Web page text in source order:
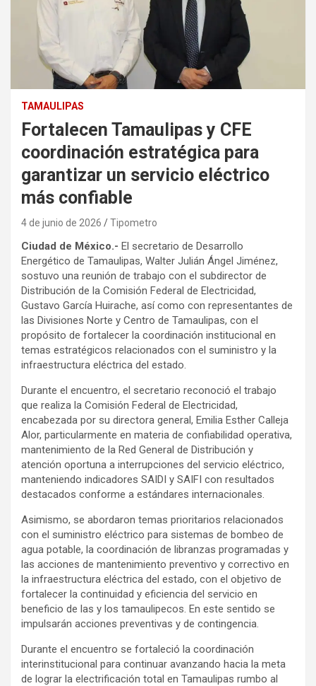
TAMAULIPAS
Fortalecen Tamaulipas y CFE
coordinación estratégica para
garantizar un servicio eléctrico
más confiable
4 de junio de 2026 Tipometro
Ciudad de México.- El secretario de Desarrollo
Energético de Tamaulipas, Walter Julián Ángel Jiménez,
sostuvo una reunión de trabajo con el subdirector de
Distribución de la Comisión Federal de Electricidad,
Gustavo García Huirache, así como con representantes de
las Divisiones Norte y Centro de Tamaulipas, con el
propósito de fortalecer la coordinación institucional en
temas estratégicos relacionados con el suministro y la
infraestructura eléctrica del estado.
Durante el encuentro, el secretario reconoció el trabajo
que realiza la Comisión Federal de Electricidad,
encabezada por su directora general, Emilia Esther Calleja
Alor, particularmente en materia de confiabilidad operativa,
mantenimiento de la Red General de Distribución y
atención oportuna a interrupciones del servicio eléctrico,
manteniendo indicadores SAIDI y SAIFI con resultados
destacados conforme a estándares internacionales.
Asimismo, se abordaron temas prioritarios relacionados
con el suministro eléctrico para sistemas de bombeo de
agua potable, la coordinación de libranzas programadas y
las acciones de mantenimiento preventivo y correctivo en
la infraestructura eléctrica del estado, con el objetivo de
fortalecer la continuidad y eficiencia del servicio en
beneficio de las y los tamaulipecos. En este sentido se
impulsarán acciones preventivas y de contingencia.
Durante el encuentro se fortaleció la coordinación
interinstitucional para continuar avanzando hacia la meta
de lograr la electrificación total en Tamaulipas rumbo al